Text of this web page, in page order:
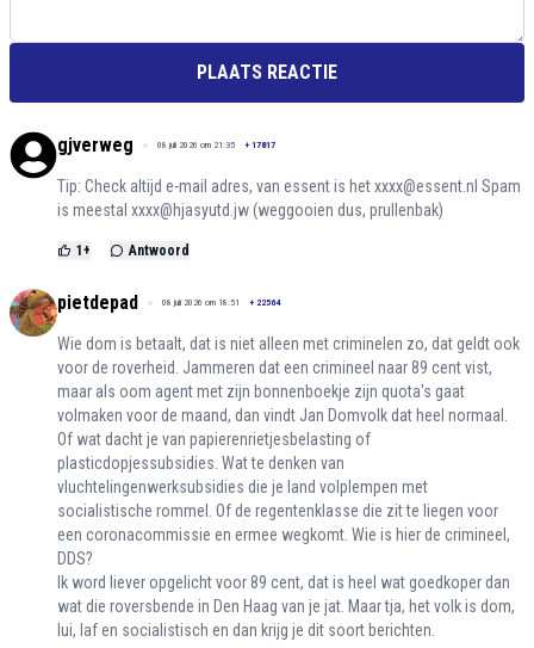
PLAATS REACTIE
gjverweg 08 juli 2026 om 21:35 + 17817
Tip: Check altijd e-mail adres, van essent is het xxxx@essent.nl Spam
is meestal xxxx@hjasyutd.jw (weggooien dus, prullenbak)
1 + Antwoord
pietdepad 08 juli 2026 om 18:51 + 22564
Wie dom is betaalt, dat is niet alleen met criminelen zo, dat geldt ook
voor de roverheid. Jammeren dat een crimineel naar 89 cent vist,
maar als oom agent met zijn bonnenboekje zijn quota's gaat
volmaken voor de maand, dan vindt Jan Domvolk dat heel normaal.
Of wat dacht je van papierenrietjesbelasting of
plasticdopjessubsidies. Wat te denken van
vluchtelingenwerksubsidies die je land volplempen met
socialistische rommel. Of de regentenklasse die zit te liegen voor
een coronacommissie en ermee wegkomt. Wie is hier de crimineel,
DDS?
Ik word liever opgelicht voor 89 cent, dat is heel wat goedkoper dan
wat die roversbende in Den Haag van je jat. Maar tja, het volk is dom,
lui, laf en socialistisch en dan krijg je dit soort berichten.